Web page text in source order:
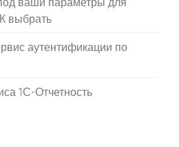
выбрать
аутентификации по
1С-Отчетность